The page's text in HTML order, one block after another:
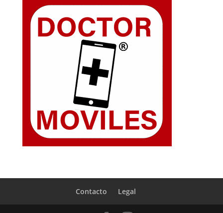
Contacto Legal